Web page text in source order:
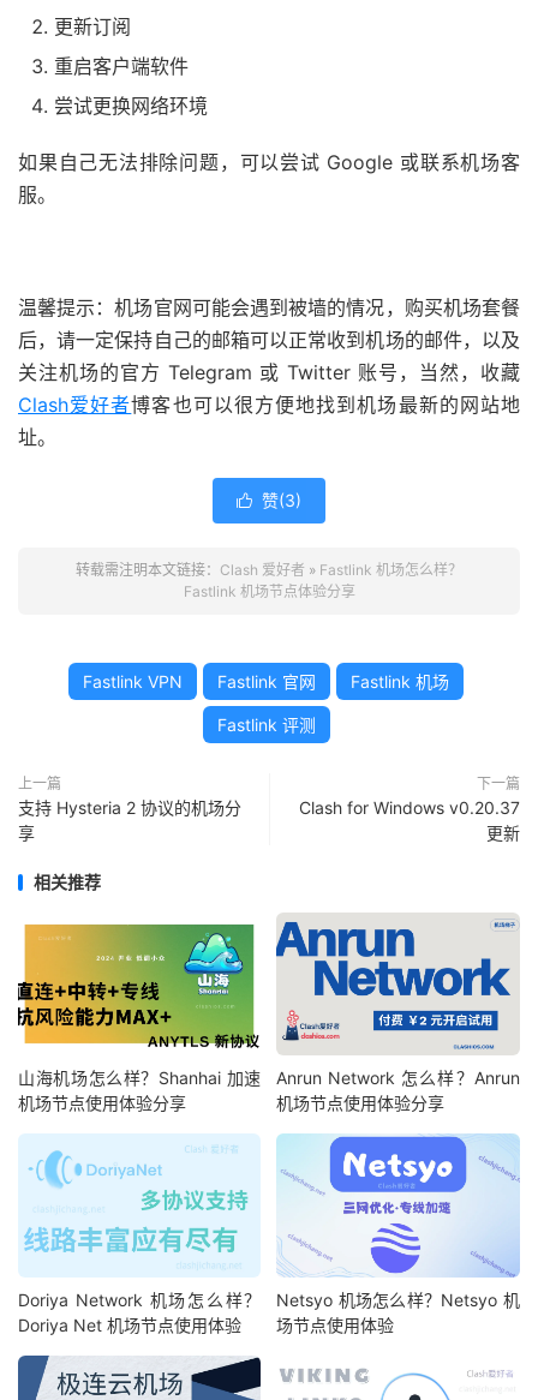
更新订阅
重启客户端软件
尝试更换网络环境
如果自己无法排除问题，可以尝试 Google 或联系机场客
服。
温馨提示：机场官网可能会遇到被墙的情况，购买机场套餐
后，请一定保持自己的邮箱可以正常收到机场的邮件，以及
关注机场的官方 Telegram 或 Twitter 账号，当然，收藏
Clash爱好者博客也可以很方便地找到机场最新的网站地
址。
 赞(3)
转载需注明本文链接： Clash 爱好者 » Fastlink 机场怎么样？
Fastlink 机场节点体验分享
Fastlink VPN Fastlink 官网 Fastlink 机场
Fastlink 评测
上一篇
支持 Hysteria 2 协议的机场分
享
下一篇
Clash for Windows v0.20.37
更新
相关推荐
山海机场怎么样？Shanhai 加速
机场节点使用体验分享
Anrun Network 怎么样？Anrun
机场节点使用体验分享
Doriya Network 机场怎么样？
Doriya Net 机场节点使用体验
Netsyo 机场怎么样？Netsyo 机
场节点使用体验